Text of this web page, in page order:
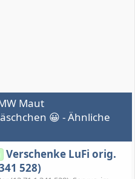
Maut
😀 - Ähnliche
Verschenke LuFi orig.
528)